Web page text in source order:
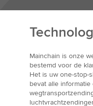
Mainchain is onze
bestemd voor de
Het is uw one-stop-
bevat alle